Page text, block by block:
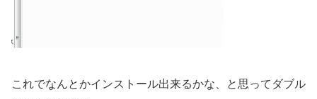
これでなんとかインストール出来るかな、と思ってダブル